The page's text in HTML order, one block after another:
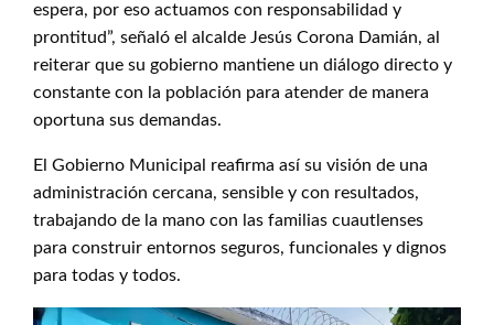
espera, por eso actuamos con responsabilidad y
prontitud”, señaló el alcalde Jesús Corona Damián, al
reiterar que su gobierno mantiene un diálogo directo y
constante con la población para atender de manera
oportuna sus demandas.
El Gobierno Municipal reafirma así su visión de una
administración cercana, sensible y con resultados,
trabajando de la mano con las familias cuautlenses
para construir entornos seguros, funcionales y dignos
para todas y todos.